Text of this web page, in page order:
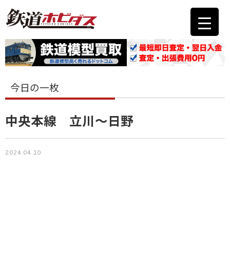
今日の一枚
中央本線 立川〜日野
2024.04.10